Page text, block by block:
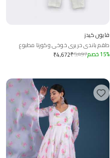
فايون كيدز
طقم باندي حريري خوخي وكورتا مطبوع
بالزهور
₹4,672₹5,497 15% خصم